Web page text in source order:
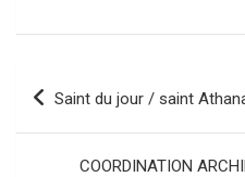
Navigation
de
Saint du jour / saint
COORDINATION